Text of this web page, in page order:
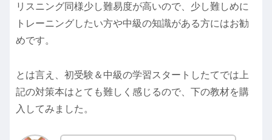
リスニング同様少し難易度が高いので、少し難しめに
トレーニングしたい方や中級の知識がある方にはお勧
めです。
とは言え、初受験＆中級の学習スタートしたてでは上
記の対策本はとても難しく感じるので、下の教材を購
入してみました。